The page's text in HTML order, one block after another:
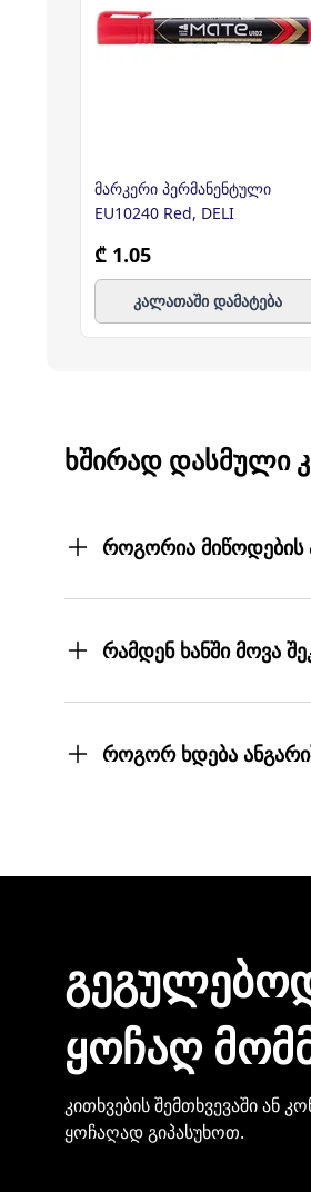
მარკერი პერმანენტული
EU10240 Red, DELI
₾ 1.05
კალათაში დამატება
ᲮᲨᲘᲠᲐᲓ ᲓᲐᲡᲛᲣᲚᲘ
როგორია მიწოდების
სასურველ
რამდენ ხანში მოვა
თუმცა, ჩვენ ისეთი
როგორ ხდება
ᲧᲝᲩᲐᲦ
კითხვების შემთხვევაში ან
ყოჩაღად გიპასუხოთ.